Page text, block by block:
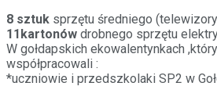
8 sztuk sprzętu średniego
11kartonów drobnego sprzętu
W gołdapskich ekowalentynkach
współpracowali :
*uczniowie i przedszkolaki SP2 w